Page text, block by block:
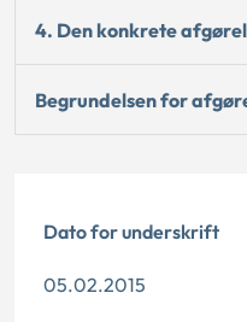
4. Den konkrete
Begrundelsen for
Dato for underskrift
05.02.2015